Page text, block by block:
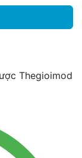
Thegioimod